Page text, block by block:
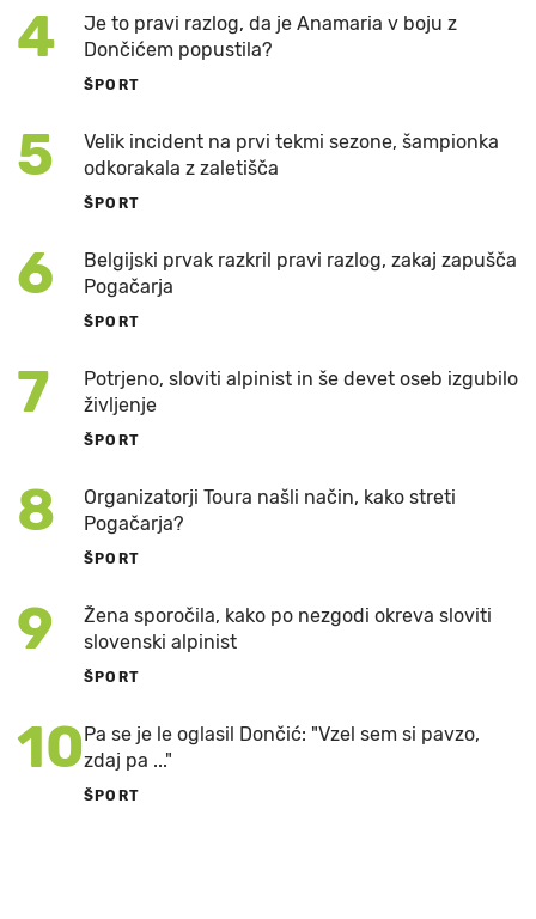
4
Je to pravi razlog, da je Anamaria v boju z
Dončićem popustila?
ŠPORT
5
Velik incident na prvi tekmi sezone, šampionka
odkorakala z zaletišča
ŠPORT
6
Belgijski prvak razkril pravi razlog, zakaj zapušča
Pogačarja
ŠPORT
7
Potrjeno, sloviti alpinist in še devet oseb izgubilo
življenje
ŠPORT
8
Organizatorji Toura našli način, kako streti
Pogačarja?
ŠPORT
9
Žena sporočila, kako po nezgodi okreva sloviti
slovenski alpinist
ŠPORT
10Pa se je le oglasil Dončić: "Vzel sem si pavzo,
zdaj pa ..."
ŠPORT